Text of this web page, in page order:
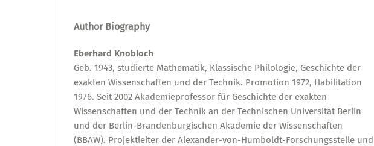
Author Biography
Eberhard Knobloch
Geb. 1943, studierte Mathematik, Klassische Philologie, Geschichte der
exakten Wissenschaften und der Technik. Promotion 1972, Habilitation
1976. Seit 2002 Akademieprofessor für Geschichte der exakten
Wissenschaften und der Technik an der Technischen Universität Berlin
und der Berlin-Brandenburgischen Akademie der Wissenschaften
(BBAW). Projektleiter der Alexander-von-Humboldt-Forschungsstelle und